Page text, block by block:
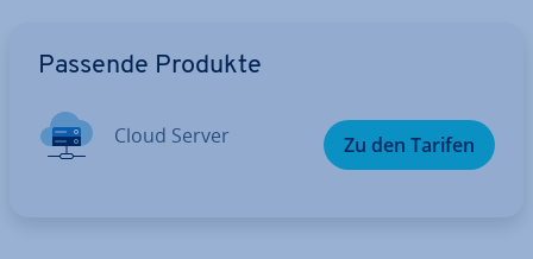
Passende Produkte
Cloud Server Zu den Tarifen